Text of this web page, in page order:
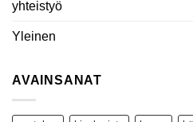
yhteistyö
Yleinen
AVAINSANAT